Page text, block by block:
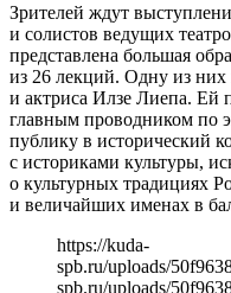
Зрителей ждут
и солистов ведущих
представлена большая
из 26 лекций. Одну из них
и актриса Илзе Лиепа. Ей
главным проводником по
публику в исторический
с историками культуры,
о культурных традициях
и величайших именах в
https://kuda-
spb.ru/uploads/
spb.ru/uploads/